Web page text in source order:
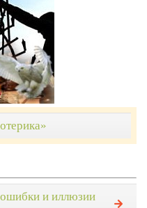
и иллюзии